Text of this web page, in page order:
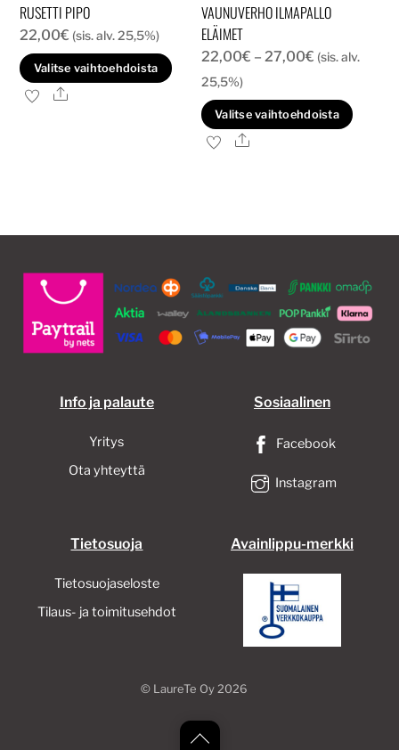
RUSETTI PIPO
22,00€ (sis. alv. 25,5%)
Valitse vaihtoehdoista
Tällä
tuotteella
useampi
valinnat
sivulla.
Ale
VAUNUVERHO ILMAPALLO
ELÄIMET
22,00€ – 27,00€Hintaluokka:
-
27,00€
(sis. alv.
25,5%)
Valitse vaihtoehdoista
Voit
Ale
Info ja palaute
Yritys
Ota yhteyttä
Sosiaalinen
Facebook
Instagram
Tietosuoja
Tietosuojaseloste
Tilaus- ja toimitusehdot
Avainlippu-merkki
Back
© LaureTe Oy2026